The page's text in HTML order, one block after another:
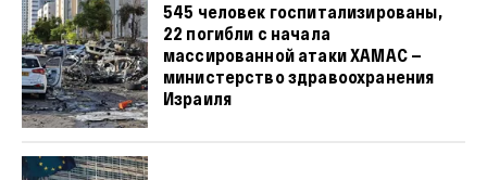
545 человек госпитализированы,
22 погибли с начала
массированной атаки ХАМАС —
министерство здравоохранения
Израиля